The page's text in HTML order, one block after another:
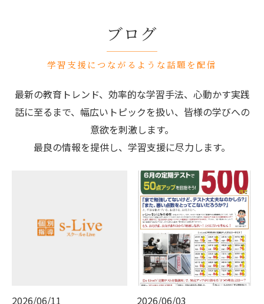
学習支援につながるような話題を配信
ブログ
最新の教育トレンド、効率的な学習手法、心動かす実践
話に至るまで、幅広いトピックを扱い、皆様の学びへの
意欲を刺激します。
最良の情報を提供し、学習支援に尽力します。
2026/06/11
2026/06/03